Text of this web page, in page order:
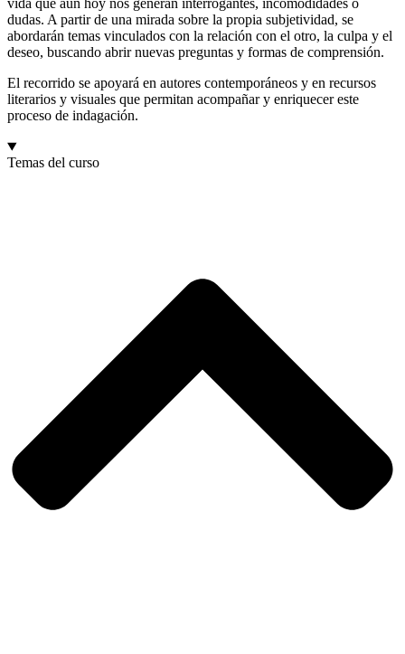
vida que aún hoy nos generan interrogantes, incomodidades o
dudas. A partir de una mirada sobre la propia subjetividad, se
abordarán temas vinculados con la relación con el otro, la culpa y el
deseo, buscando abrir nuevas preguntas y formas de comprensión.
El recorrido se apoyará en autores contemporáneos y en recursos
literarios y visuales que permitan acompañar y enriquecer este
proceso de indagación.
Temas del curso